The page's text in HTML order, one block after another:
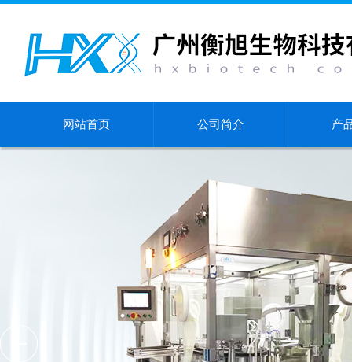
网站首页 公司简介 产